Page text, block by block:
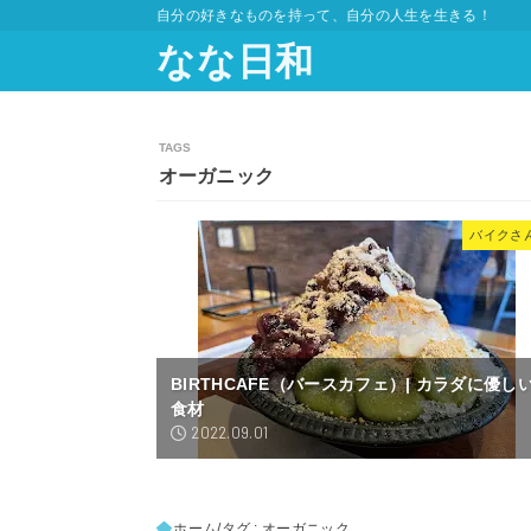
自分の好きなものを持って、自分の人生を生きる！
なな日和
オーガニック
バイクさ
BIRTHCAFE（バースカフェ）| カラダに優し
食材
2022.09.01